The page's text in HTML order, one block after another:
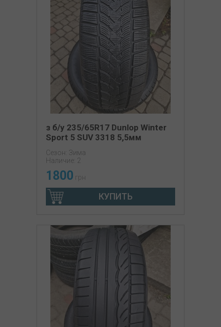
з б/у 235/65R17 Dunlop Winter
Sport 5 SUV 3318 5,5мм
Сезон: Зима
Наличие: 2
1800 грн
КУПИТЬ